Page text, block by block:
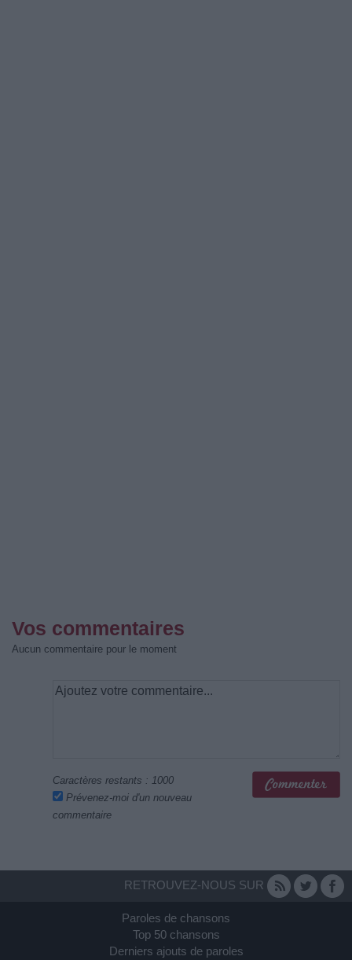
Vos commentaires
Aucun commentaire pour le moment
Caractères restants : 1000
Prévenez-moi d'un nouveau
commentaire
RETROUVEZ-NOUS SUR
Paroles de chansons
Top 50 chansons
Derniers ajouts de paroles